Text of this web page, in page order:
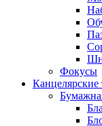
Фокусы
Канцелярские